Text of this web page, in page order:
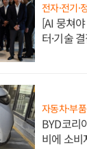
전자·전기·
[AI 뭉쳐
터·기술
자동차·부품
BYD코리
비에 소비